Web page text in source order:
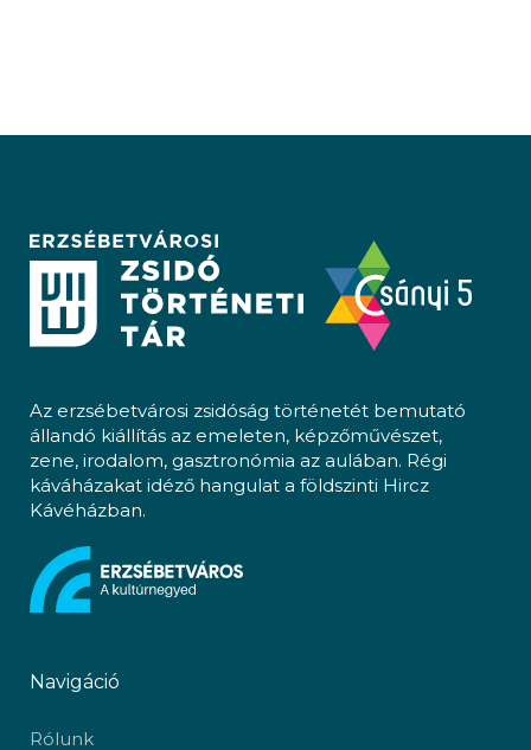
Az erzsébetvárosi zsidóság történetét bemutató
állandó kiállítás az emeleten, képzőművészet,
zene, irodalom, gasztronómia az aulában. Régi
káváházakat idéző hangulat a földszinti Hircz
Kávéházban.
Navigáció
Rólunk